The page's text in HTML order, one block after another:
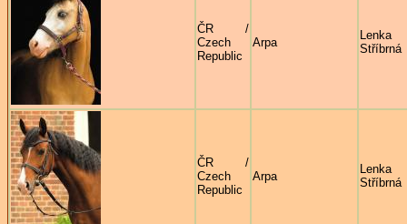
ČR /
Czech
Republic
Arpa
Lenka
Stříbrná
ČR /
Czech
Republic
Arpa
Lenka
Stříbrná